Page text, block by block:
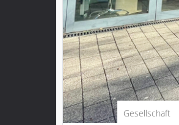
Romrod
Homberg
Ohm
Schotten
Schlitz
Antrifttal
Feldatal
Gesellschaft